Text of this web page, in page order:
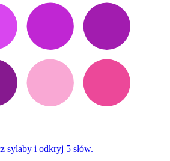
sylaby i odkryj 5 słów.